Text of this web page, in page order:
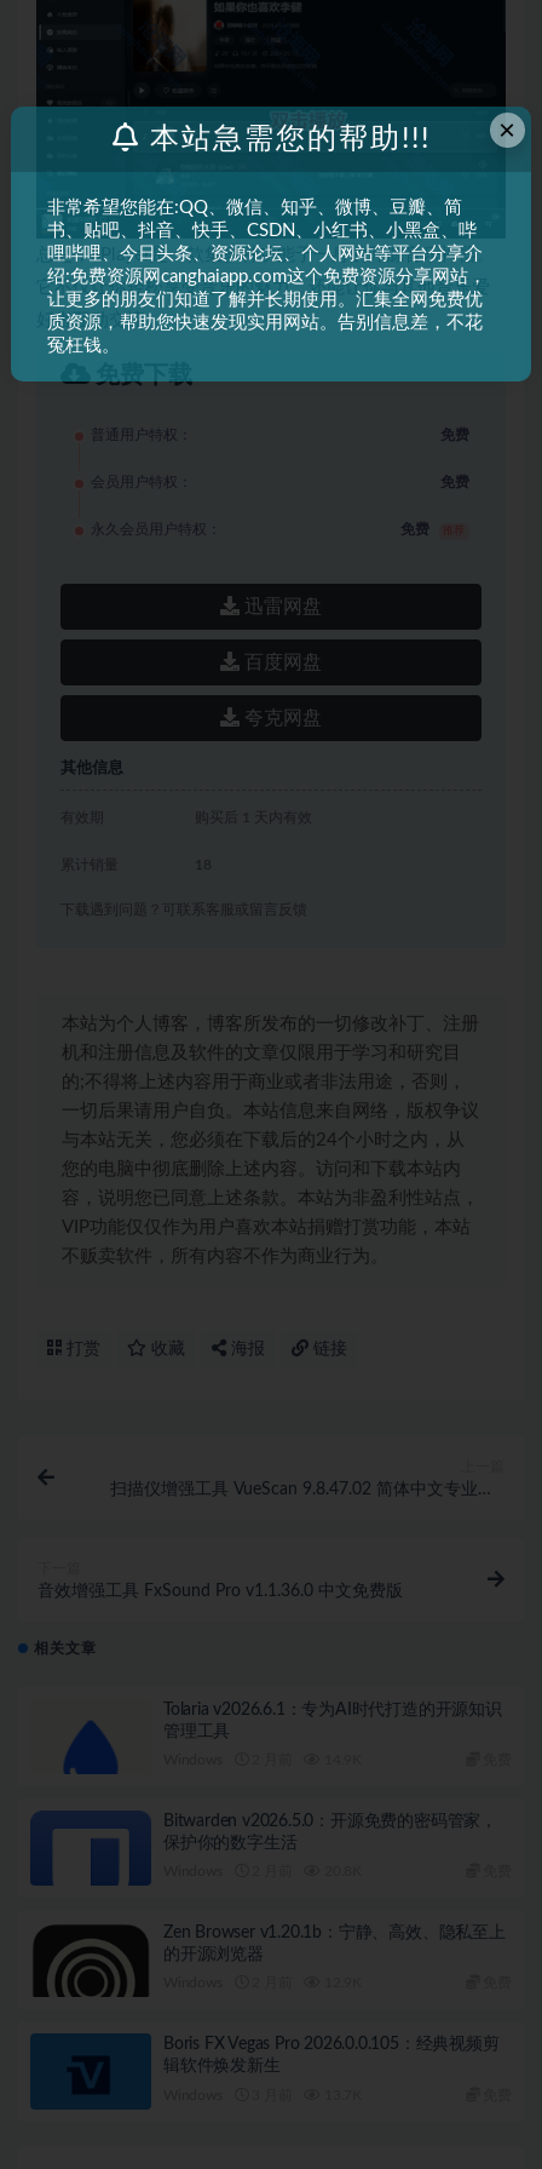
总之，SPlayer是一款集多种功能于一身的开源音乐神器。
它不仅让你轻松享受音乐的魅力，还能让你与其他音乐爱
好者互动交流。
免费下载
普通用户特权： 免费
会员用户特权： 免费
永久会员用户特权： 免费
迅雷网盘
百度网盘
夸克网盘
其他信息
有效期 购买后 1 天内有效
累计销量 18
下载遇到问题？可联系客服或留言反馈
本站为个人博客，博客所发布的一切修改补丁、注册
机和注册信息及软件的文章仅限用于学习和研究目
的;不得将上述内容用于商业或者非法用途，否则，
一切后果请用户自负。本站信息来自网络，版权争议
与本站无关，您必须在下载后的24个小时之内，从
您的电脑中彻底删除上述内容。访问和下载本站内
容，说明您已同意上述条款。本站为非盈利性站点，
VIP功能仅仅作为用户喜欢本站捐赠打赏功能，本站
不贩卖软件，所有内容不作为商业行为。
打赏 收藏 海报 链接
扫描仪增强工具 VueScan 9.8.47.02 简体中文专业版 |
音效增强工具 FxSound Pro v1.1.36.0 中文免费版
相关文章
Tolaria v2026.6.1：专为AI时代打造的开源知识
管理工具
Bitwarden v2026.5.0：开源免费的密码管家，
保护你的数字生活
Zen Browser v1.20.1b：宁静、高效、隐私至上
的开源浏览器
Boris FX Vegas Pro 2026.0.0.105：经典视频剪
辑软件焕发新生
×
本站急需您的帮助!!!
非常希望您能在:QQ、微信、知乎、微博、豆瓣、简
书、贴吧、抖音、快手、CSDN、小红书、小黑盒、哔
哩哔哩、今日头条、资源论坛、个人网站等平台分享介
绍:免费资源网canghaiapp.com这个免费资源分享网站，
让更多的朋友们知道了解并长期使用。汇集全网免费优
质资源，帮助您快速发现实用网站。告别信息差，不花
冤枉钱。